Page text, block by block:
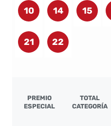
10 14 15
21 22
PREMIO
ESPECIAL
TOTAL
CATEGORÍA